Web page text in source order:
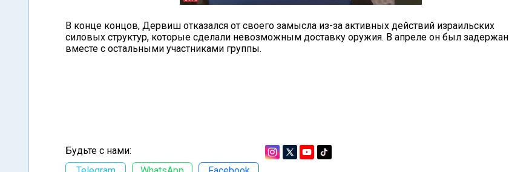
В конце концов, Дервиш отказался от своего замысла из-за активных действий израильских
силовых структур, которые сделали невозможным доставку оружия. В апреле он был задержан
вместе с остальными участниками группы.
Будьте с нами: